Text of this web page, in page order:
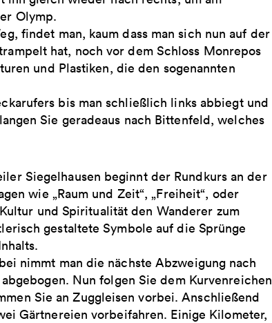
Olymp.
findet man, kaum dass man sich nun auf der
hat, noch vor dem Schloss Monrepos
und Plastiken, die den sogenannten
bis man schließlich links abbiegt und
Sie geradeaus nach Bittenfeld, welches
Siegelhausen beginnt der Rundkurs an der
wie „Raum und Zeit“, „Freiheit“, oder
und Spiritualität den Wanderer zum
gestaltete Symbole auf die Sprünge
nimmt man die nächste Abzweigung nach
Nun folgen Sie dem Kurvenreichen
Sie an Zuggleisen vorbei. Anschließend
Gärtnereien vorbeifahren. Einige Kilometer,